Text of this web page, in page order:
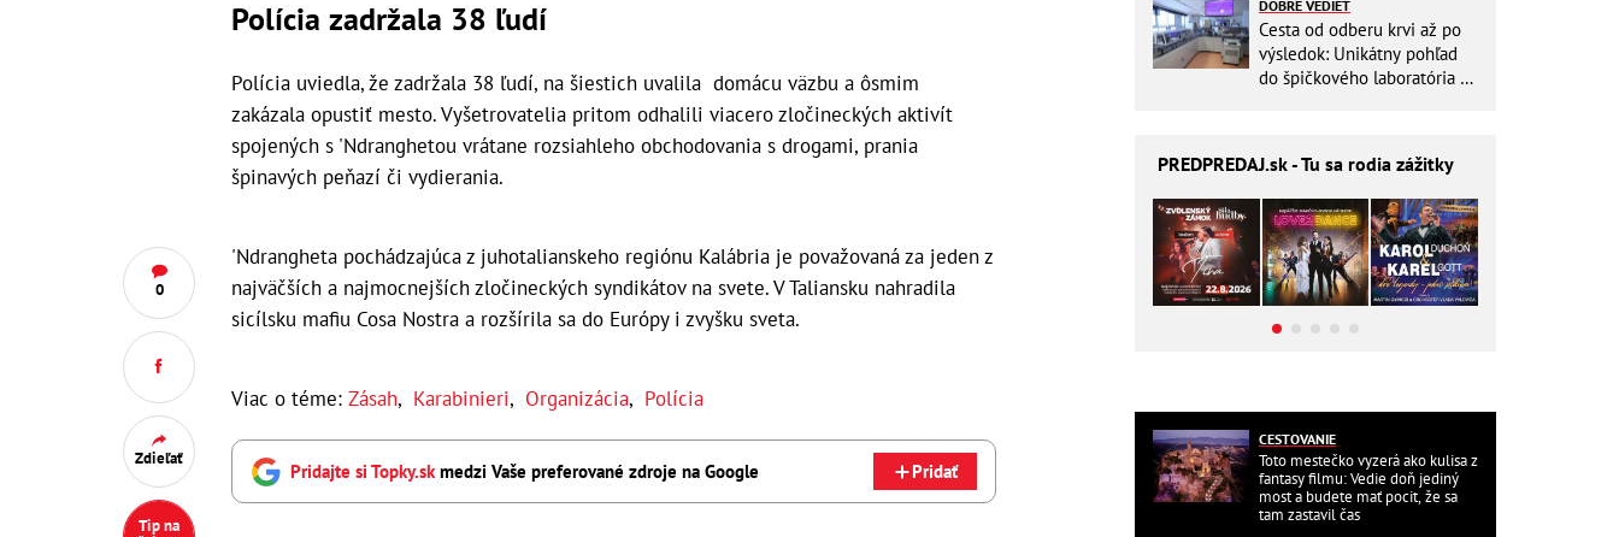
0
Zdieľať
Tip na
Polícia zadržala 38 ľudí
Polícia uviedla, že zadržala 38 ľudí, na šiestich uvalila domácu väzbu a ôsmim
zakázala opustiť mesto. Vyšetrovatelia pritom odhalili viacero zločineckých aktivít
spojených s 'Ndranghetou vrátane rozsiahleho obchodovania s drogami, prania
špinavých peňazí či vydierania.
'Ndrangheta pochádzajúca z juhotalianskeho regiónu Kalábria je považovaná za jeden z
najväčších a najmocnejších zločineckých syndikátov na svete. V Taliansku nahradila
sicílsku mafiu Cosa Nostra a rozšírila sa do Európy i zvyšku sveta.
Viac o téme: Zásah, Karabinieri, Organizácia, Polícia
Pridajte si Topky.skmedzi Vaše preferované zdroje na Google Pridať
DOBRE VEDIEŤ
Cesta od odberu krvi až po
výsledok: Unikátny pohľad
do špičkového laboratória na
PREDPREDAJ.sk - Tu sa rodia zážitky
CESTOVANIE
Toto mestečko vyzerá ako kulisa z
fantasy filmu: Vedie doň jediný
most a budete mať pocit, že sa
tam zastavil čas